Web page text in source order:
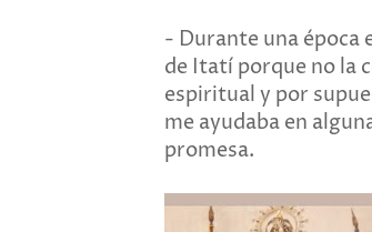
- Durante una época
de Itatí porque no la
espiritual y por
me ayudaba en
promesa.